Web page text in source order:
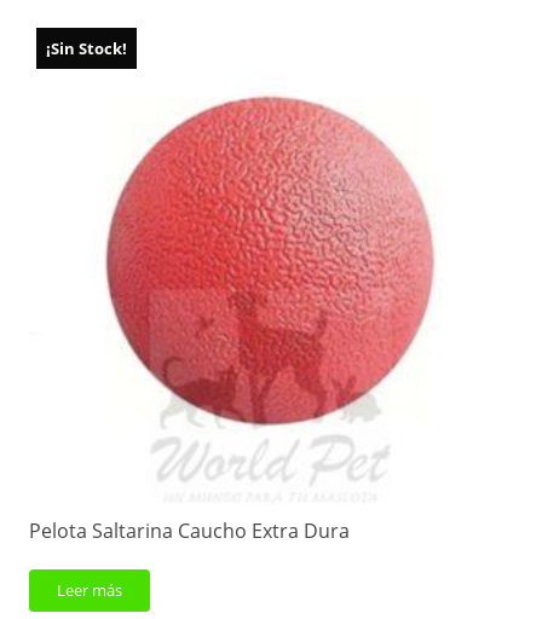
¡Sin Stock!
Pelota Saltarina Caucho Extra Dura
Leer más